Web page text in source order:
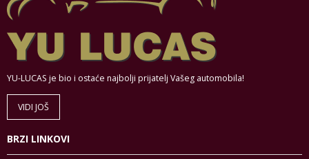
YU-LUCAS je bio i ostaće najbolji prijatelj Vašeg automobila!
VIDI JOŠ
BRZI LINKOVI